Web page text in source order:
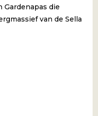
Gardenapas die
van de Sella